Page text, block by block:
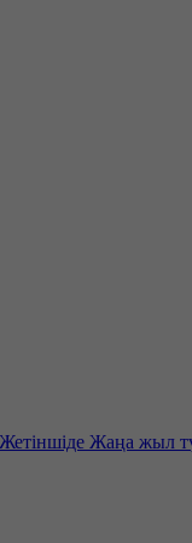
Жетіншіде Жаңа жыл